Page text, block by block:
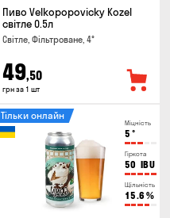
Пиво Velkopopovicky Kozel
світле 0.5л
Світле, Фільтроване, 4°
49,50
грн за 1 шт
Міцність
5 °
Гіркота
50 IBU
Щільність
15.6 %
Тільки онлайн